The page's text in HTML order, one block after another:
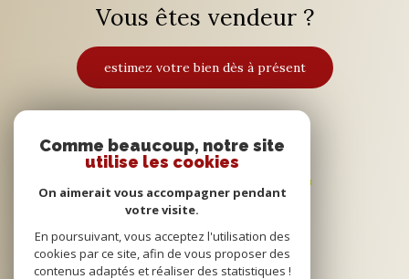
Vous êtes vendeur ?
estimez votre bien dès à présent
Adhérents
Comme beaucoup, notre site
utilise les cookies
On aimerait vous accompagner pendant
votre visite.
En poursuivant, vous acceptez l'utilisation des
cookies par ce site, afin de vous proposer des
contenus adaptés et réaliser des statistiques !